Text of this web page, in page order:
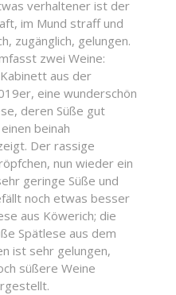
verhaltener ist der
im Mund straff und
zugänglich, gelungen.
zwei Weine:
aus der
eine wunderschön
deren Süße gut
beinah
Der rassige
nun wieder ein
geringe Süße und
noch etwas besser
aus Köwerich; die
Spätlese aus dem
ist sehr gelungen,
süßere Weine